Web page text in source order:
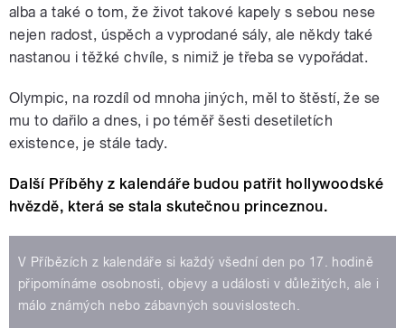
alba a také o tom, že život takové kapely s sebou nese
nejen radost, úspěch a vyprodané sály, ale někdy také
nastanou i těžké chvíle, s nimiž je třeba se vypořádat.
Olympic, na rozdíl od mnoha jiných, měl to štěstí, že se
mu to dařilo a dnes, i po téměř šesti desetiletích
existence, je stále tady.
Další Příběhy z kalendáře budou patřit hollywoodské
hvězdě, která se stala skutečnou princeznou.
V Příbězích z kalendáře si každý všední den po 17. hodině
připomínáme osobnosti, objevy a události v důležitých, ale i
málo známých nebo zábavných souvislostech.